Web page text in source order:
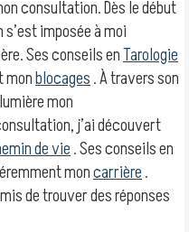
consultation. Dès le début
imposée à moi
Ses conseils enTarologie
monblocages. À travers son
mon
j’ai découvert
de vie. Ses conseils en
moncarrière.
de trouver des réponses